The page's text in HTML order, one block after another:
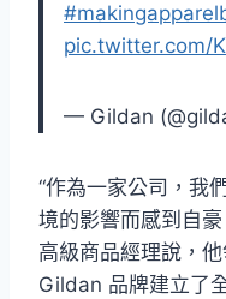
pic.twitter.com/
— Gildan
“作為一家公司，我
境的影響而感到自
高級商品經理說，
Gildan 品牌建立了